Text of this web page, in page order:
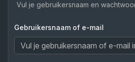
Vul je gebruikersnaam en
Gebruikersnaam of e-mail